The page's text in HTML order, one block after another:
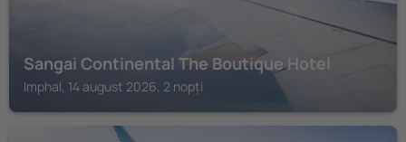
Sangai Continental The Boutique Hotel
Imphal, 14 august 2026, 2 nopți